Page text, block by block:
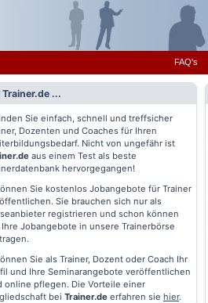
FAQ's
Trainer.de ...
Sie einfach, schnell und treffsicher
Dozenten und Coaches für Ihren
Nicht von ungefähr ist
aus einem Test als beste
hervorgegangen!
Sie kostenlos Jobangebote für Trainer
Sie brauchen sich nur als
registrieren und schon können
Ihre Jobangebote in unsere Trainerbörse
Sie als Trainer, Dozent oder Coach Ihr
und Ihre Seminarangebote veröffentlichen
online pflegen. Die Vorteile einer
bei Trainer.de erfahren sie hier.